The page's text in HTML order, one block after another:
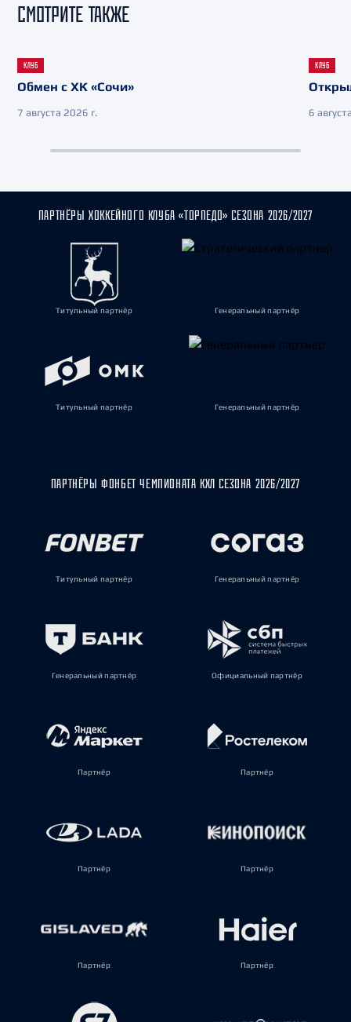
СМОТРИТЕ ТАКЖЕ
КЛУБ
Обмен с ХК «Сочи»
7 августа 2026 г.
КЛУБ
6
ПАРТНЁРЫ ХОККЕЙНОГО КЛУБА «ТОРПЕДО» СЕЗОНА 2026/2027
Титульный партнёр Генеральный партнёр
Титульный партнёр Генеральный партнёр
ПАРТНЁРЫ ФОНБЕТ ЧЕМПИОНАТА КХЛ СЕЗОНА 2026/2027
Титульный партнёр Генеральный партнёр
Генеральный партнёр Официальный партнёр
Партнёр Партнёр
Партнёр Партнёр
Партнёр Партнёр